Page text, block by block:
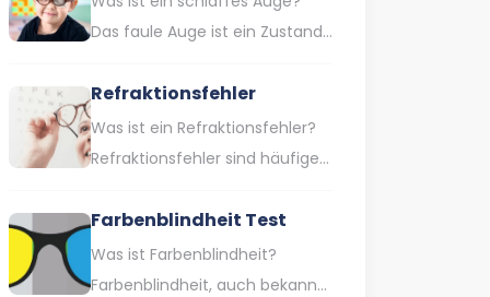
Das faule Auge ist ein Zustand,
geringere Sehkraft als normal…
Refraktionsfehler
Was ist ein Refraktionsfehler?
Refraktionsfehler sind häufige
führen, dass das Auge das Licht
nicht richtig bündelt. Dies…
Farbenblindheit Test
Was ist Farbenblindheit?
Farbenblindheit, auch bekannt